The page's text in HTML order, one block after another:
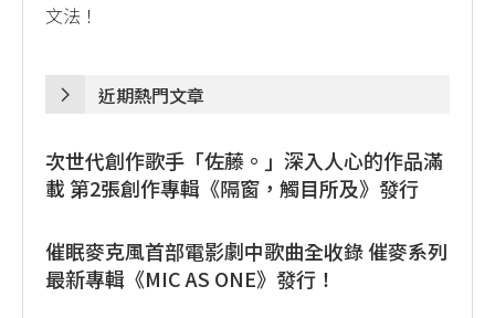
文法！
近期熱門文章
次世代創作歌手「佐藤。」深入人心的作品滿
載 第2張創作專輯《隔窗，觸目所及》發行
催眠麥克風首部電影劇中歌曲全收錄 催麥系列
最新專輯《MIC AS ONE》發行！